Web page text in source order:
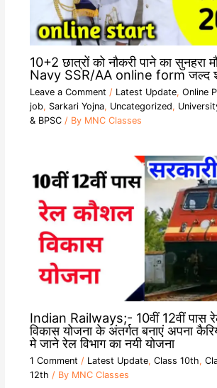
10+2 छात्रों को नौकरी पाने का सुनहरा
Navy SSR/AA online form जल्द
Leave a Comment / Latest Update, Online
job, Sarkari Yojna, Uncategorized,
& BPSC/ By MNC Classes
Indian Railways;- 10वीं 12वीं पास
विकास योजना के अंतर्गत बनाएं अपना
मे जाने रेल विभाग का नयी योजना
1 Comment / Latest Update, Class 10th,
12th / By MNC Classes